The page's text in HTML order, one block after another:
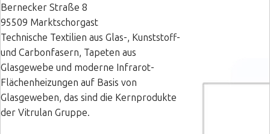
Bernecker Straße 8
95509 Marktschorgast
Technische Textilien aus Glas-, Kunststoff-
und Carbonfasern, Tapeten aus
Glasgewebe und moderne Infrarot-
Flächenheizungen auf Basis von
Glasgeweben, das sind die Kernprodukte
der Vitrulan Gruppe.